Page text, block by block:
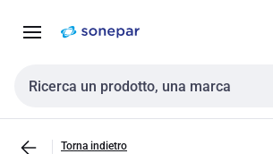
navigazione alla
Cerca input
Torna indietro